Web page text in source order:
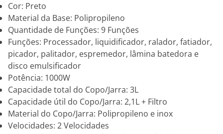
Cor: Preto
Material da Base: Polipropileno
Quantidade de Funções: 9 Funções
Funções: Processador, liquidificador, ralador, fatiador,
picador, palitador, espremedor, lâmina batedora e
disco emulsificador
Potência: 1000W
Capacidade total do Copo/Jarra: 3L
Capacidade útil do Copo/Jarra: 2,1L + Filtro
Material do Copo/Jarra: Polipropileno e inox
Velocidades: 2 Velocidades